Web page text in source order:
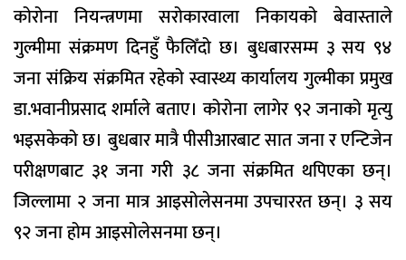
कोरोना नियन्त्रणमा सरोकारवाला निकायको बेवास्ताले
गुल्मीमा संक्रमण दिनहुँ फैलिँदो छ। बुधबारसम्म ३ सय ९४
जना संक्रिय संक्रमित रहेको स्वास्थ्य कार्यालय गुल्मीका प्रमुख
डा.भवानीप्रसाद शर्माले बताए। कोरोना लागेर ९२ जनाको मृत्यु
भइसकेको छ। बुधबार मात्रै पीसीआरबाट सात जना र एन्टिजेन
परीक्षणबाट ३१ जना गरी ३८ जना संक्रमित थपिएका छन्।
जिल्लामा २ जना मात्र आइसोलेसनमा उपचाररत छन्। ३ सय
९२ जना होम आइसोलेसनमा छन्।